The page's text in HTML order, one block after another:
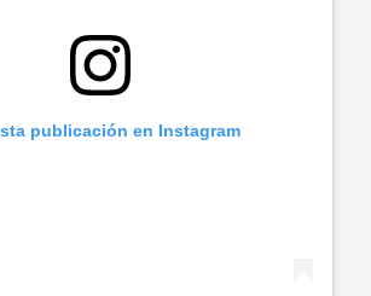
publicación en Instagram